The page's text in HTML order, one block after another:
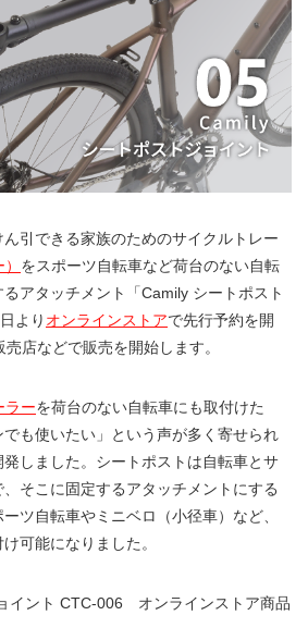
引できる家族のためのサイクルトレー
をスポーツ自転車など荷台のない自転
アタッチメント「Camily シートポスト
より オンラインストアで先行予約を開
店などで販売を開始します。
ラーを荷台のない自転車にも取付けた
も使いたい」という声が多く寄せられ
しました。シートポストは自転車とサ
、そこに固定するアタッチメントにする
ツ自転車やミニベロ（小径車）など、
可能になりました。
イント CTC-006 オンラインストア商品